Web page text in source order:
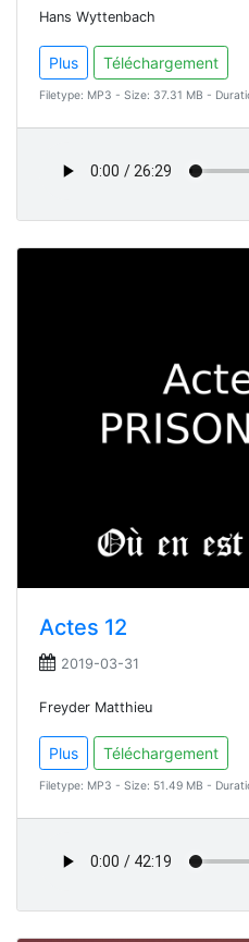
Hans Wyttenbach
Plus Téléchargement
Filetype: MP3 - Size: 37.31 MB -
Actes 12
2019-03-31
Freyder Matthieu
Plus Téléchargement
Filetype: MP3 - Size: 51.49 MB -